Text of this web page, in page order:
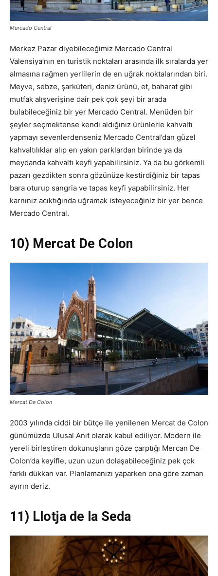
Mercado Central
Merkez Pazar diyebileceğimiz Mercado Central
Valensiya’nın en turistik noktaları arasında ilk sıralarda yer
almasına rağmen yerlilerin de en uğrak noktalarından biri.
Meyve, sebze, şarküteri, deniz ürünü, et, baharat gibi
mutfak alışverişine dair pek çok şeyi bir arada
bulabileceğiniz bir yer Mercado Central. Menüden bir
şeyler seçmektense kendi aldığınız ürünlerle kahvaltı
yapmayı sevenlerdenseniz Mercado Central’dan güzel
kahvaltılıklar alıp en yakın parklardan birinde ya da
meydanda kahvaltı keyfi yapabilirsiniz. Ya da bu görkemli
pazarı gezdikten sonra gözünüze kestirdiğiniz bir tapas
bara oturup sangria ve tapas keyfi yapabilirsiniz. Her
karnınız acıktığında uğramak isteyeceğiniz bir yer bence
Mercado Central.
10) Mercat De Colon
Mercat De Colon
2003 yılında ciddi bir bütçe ile yenilenen Mercat de Colon
günümüzde Ulusal Anıt olarak kabul ediliyor. Modern ile
yereli birleştiren dokunuşların göze çarptığı Mercan De
Colon’da keyifle, uzun uzun dolaşabileceğiniz pek çok
farklı dükkan var. Planlamanızı yaparken ona göre zaman
ayırın deriz.
11) Llotja de la Seda